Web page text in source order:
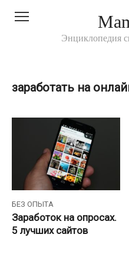
Энциклопедия
заработать на
БЕЗ ОПЫТА
Заработок на опросах.
5 лучших сайтов